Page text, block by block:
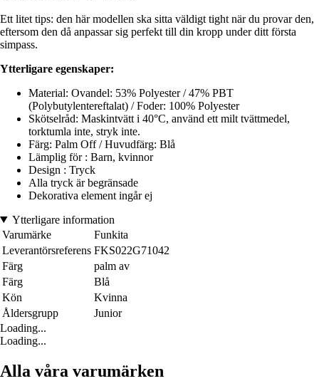
Ett litet tips: den här modellen ska sitta väldigt tight när du provar den,
eftersom den då anpassar sig perfekt till din kropp under ditt första
simpass.
Ytterligare egenskaper:
Material: Ovandel: 53% Polyester / 47% PBT
(Polybutylentereftalat) / Foder: 100% Polyester
Skötselråd: Maskintvätt i 40°C, använd ett milt tvättmedel,
torktumla inte, stryk inte.
Färg: Palm Off / Huvudfärg: Blå
Lämplig för : Barn, kvinnor
Design : Tryck
Alla tryck är begränsade
Dekorativa element ingår ej
Ytterligare information
Varumärke
Funkita
Leverantörsreferens FKS022G71042
Färg
palm av
Färg
Blå
Kön
Kvinna
Åldersgrupp
Junior
Loading...
Loading...
Alla våra varumärken